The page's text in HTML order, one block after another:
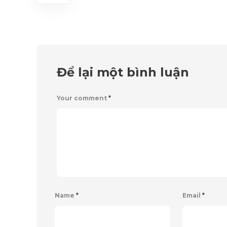
Để lại một bình luận
Your comment *
Name * Email *